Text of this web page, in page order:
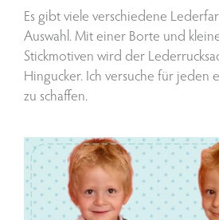
Es gibt viele verschiedene
Auswahl. Mit einer Borte und
Stickmotiven wird der
Hingucker. Ich versuche für jeden
zu schaffen.